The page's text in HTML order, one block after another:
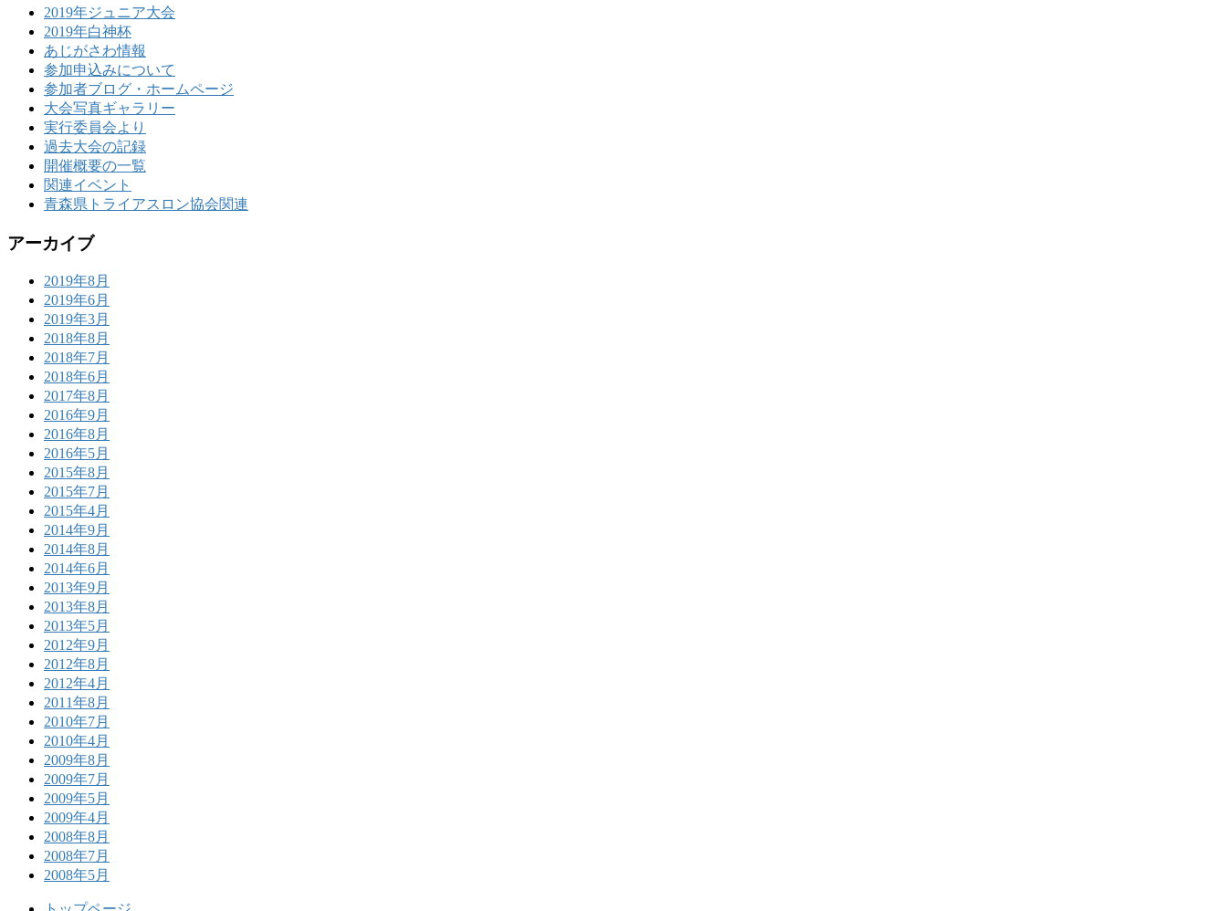
2019年ジュニア大会
2019年白神杯
あじがさわ情報
参加申込みについて
参加者ブログ・ホームページ
大会写真ギャラリー
実行委員会より
過去大会の記録
開催概要の一覧
関連イベント
青森県トライアスロン協会関連
アーカイブ
2019年8月
2019年6月
2019年3月
2018年8月
2018年7月
2018年6月
2017年8月
2016年9月
2016年8月
2016年5月
2015年8月
2015年7月
2015年4月
2014年9月
2014年8月
2014年6月
2013年9月
2013年8月
2013年5月
2012年9月
2012年8月
2012年4月
2011年8月
2010年7月
2010年4月
2009年8月
2009年7月
2009年5月
2009年4月
2008年8月
2008年7月
2008年5月